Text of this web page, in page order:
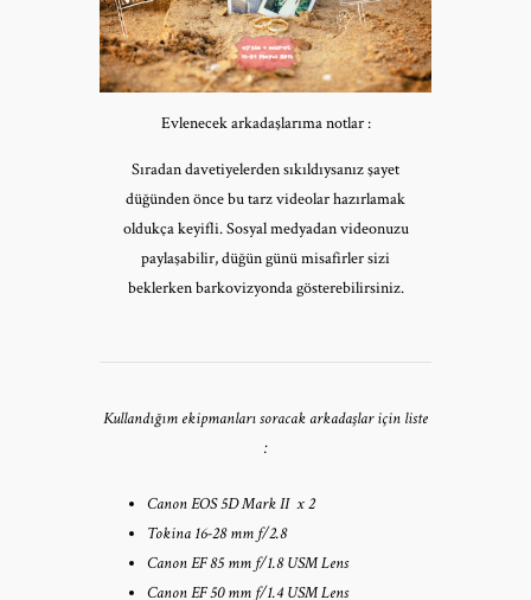
Evlenecek arkadaşlarıma notlar :
Sıradan davetiyelerden sıkıldıysanız şayet
düğünden önce bu tarz videolar hazırlamak
oldukça keyifli. Sosyal medyadan videonuzu
paylaşabilir, düğün günü misafirler sizi
beklerken barkovizyonda gösterebilirsiniz.
Kullandığım ekipmanları soracak arkadaşlar için liste
:
Canon EOS 5D Mark II x 2
Tokina 16-28 mm f/2.8
Canon EF 85 mm f/1.8 USM Lens
Canon EF 50 mm f/1.4 USM Lens